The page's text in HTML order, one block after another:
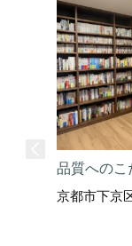
品質へのこ
京都市下京